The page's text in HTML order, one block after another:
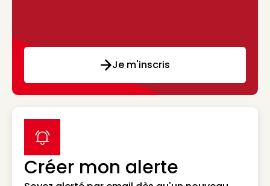
Je m'inscris
Créer mon alerte
label icon